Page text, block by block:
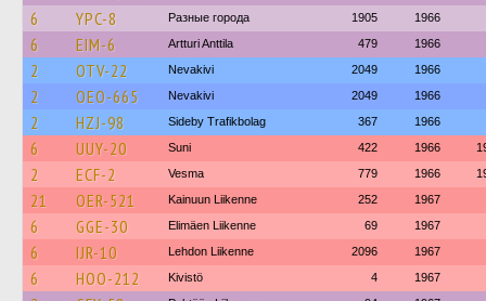
6 YPC-8 Разные города 1905 1966
6 EIM-6 Artturi Anttila 479 1966
2 OTV-22 Nevakivi 2049 1966
2 OEO-665 Nevakivi 2049 1966
2 HZJ-98 Sideby Trafikbolag 367 1966
6 UUY-20 Suni 422 1966
2 ECF-2 Vesma 779 1966
21 OER-521 Kainuun Liikenne 252 1967
6 GGE-30 Elimäen Liikenne 69 1967
6 IJR-10 Lehdon Liikenne 2096 1967
6 HOO-212 Kivistö 4 1967